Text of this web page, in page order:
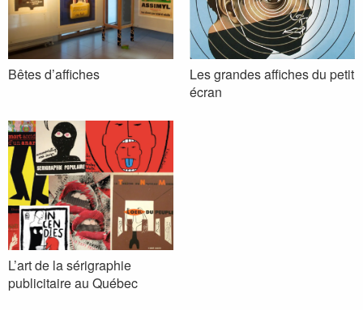
Bêtes d’affiches
Les grandes affiches du petit
écran
L’art de la sérigraphie
publicitaire au Québec